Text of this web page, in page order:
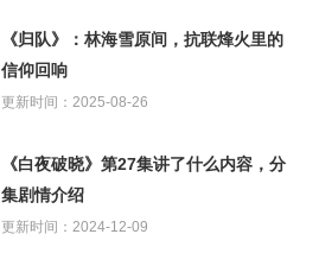
《归队》：林海雪原间，抗联烽火里的
信仰回响
更新时间：2025-08-26
《白夜破晓》第27集讲了什么内容，分
集剧情介绍
更新时间：2024-12-09